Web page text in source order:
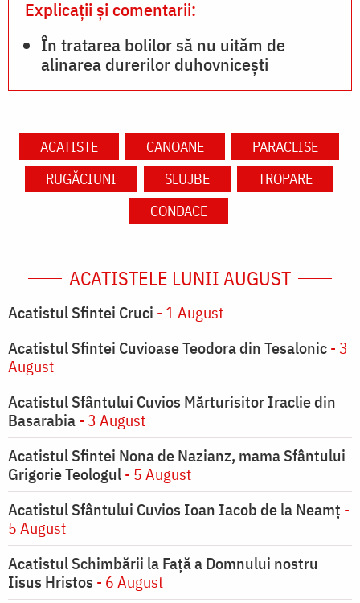
Explicații și comentarii:
În tratarea bolilor să nu uităm de
alinarea durerilor duhovnicești
ACATISTE CANOANE
PARACLISE
RUGĂCIUNI
SLUJBE
TROPARE
CONDACE
ACATISTELE LUNII AUGUST
Acatistul Sfintei Cruci - 1 August
Acatistul Sfintei Cuvioase Teodora din Tesalonic- 3
August
Acatistul Sfântului Cuvios Mărturisitor Iraclie din
Basarabia- 3 August
Acatistul Sfintei Nona de Nazianz, mama Sfântului
Grigorie Teologul- 5 August
Acatistul Sfântului Cuvios Ioan Iacob de la Neamț -
5 August
Acatistul Schimbării la Faţă a Domnului nostru
Iisus Hristos - 6 August